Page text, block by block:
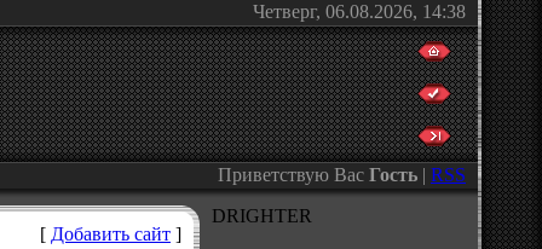
Четверг, 06.08.2026, 14:38
Приветствую Вас Гость | RSS
[ Добавить сайт ]
DRIGHTER